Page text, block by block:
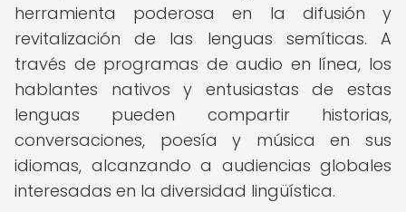
herramienta poderosa en la difusión y
revitalización de las lenguas semíticas. A
través de programas de audio en línea, los
hablantes nativos y entusiastas de estas
lenguas pueden compartir historias,
conversaciones, poesía y música en sus
idiomas, alcanzando a audiencias globales
interesadas en la diversidad lingüística.